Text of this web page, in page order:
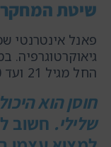
שיטת המחקר
גיאוקרטוגרפיה.
החל מגיל 21 ועד 80, מהחברה היהודית והערבית.
חוסן הוא
שלילי. חשוב